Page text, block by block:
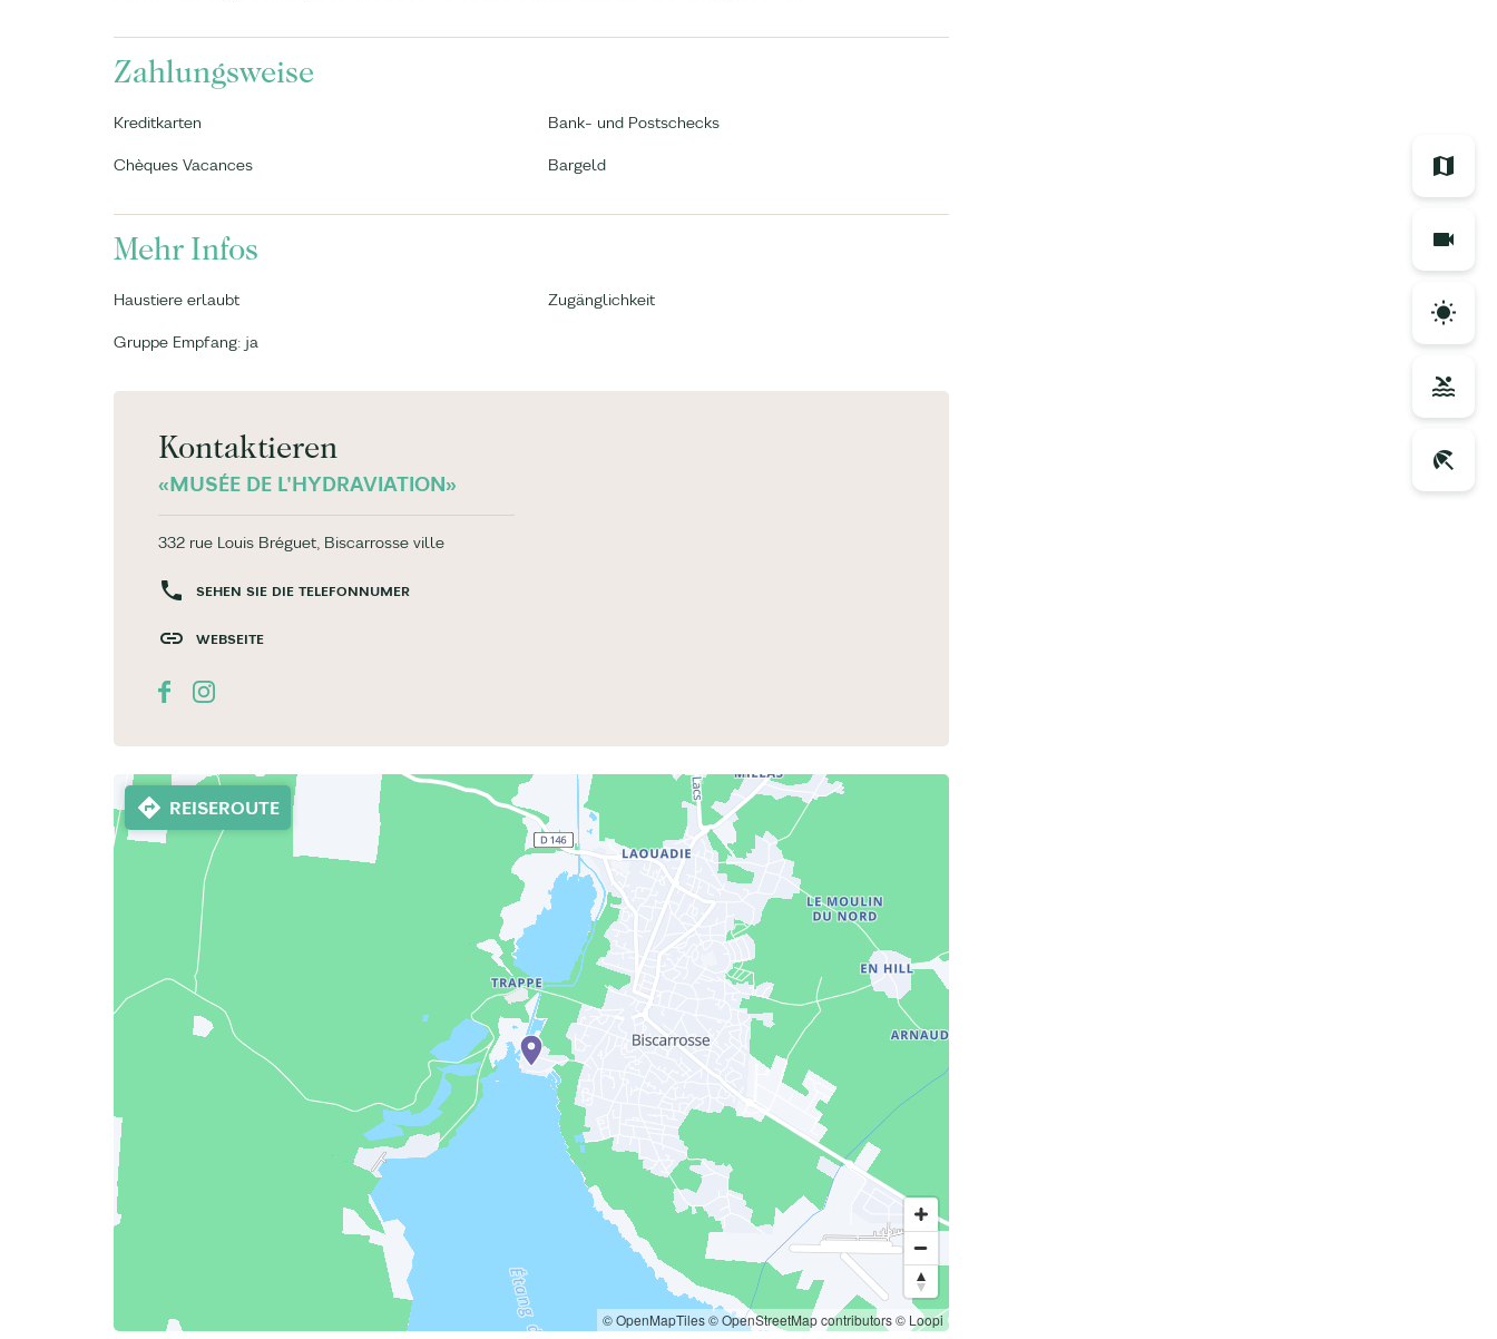
Zahlungsweise
Kreditkarten Bank- und Postschecks
Chèques Vacances Bargeld
Mehr Infos
Haustiere erlaubt Zugänglichkeit
Gruppe Empfang: ja
Kontaktieren
«MUSÉE DE L'HYDRAVIATION»
332 rue Louis Bréguet, Biscarrosse ville
SEHEN SIE DIE TELEFONNUMER
WEBSEITE
REISEROUTE
© OpenMapTiles© OpenStreetMap contributors© Loopi